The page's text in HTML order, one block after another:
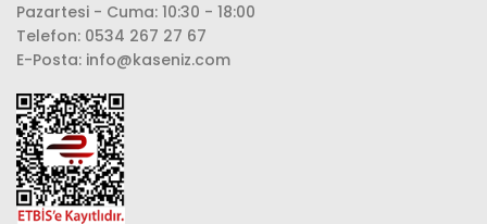
Pazartesi - Cuma: 10:30 - 18:00
Telefon: 0534 267 27 67
E-Posta: info@kaseniz.com